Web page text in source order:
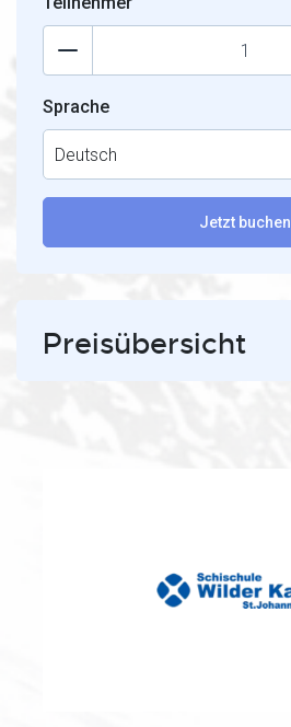
Sprache
Deutsch
Jetzt buchen
Preisübersicht